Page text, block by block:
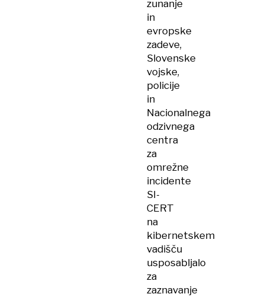
zunanje
in
evropske
zadeve,
Slovenske
vojske,
policije
in
Nacionalnega
odzivnega
centra
za
omrežne
incidente
SI-
CERT
na
kibernetskem
vadišču
usposabljalo
za
zaznavanje